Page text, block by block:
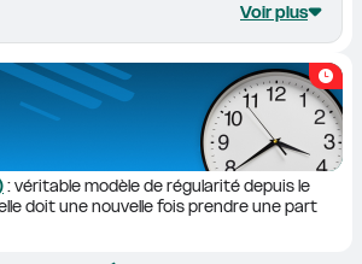
Voir plus
: véritable modèle de régularité depuis le
doit une nouvelle fois prendre une part